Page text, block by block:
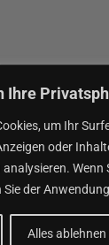
Ihre
um Ihr
oder
Wenn
Sie der
Alles ablehnen